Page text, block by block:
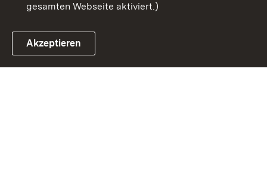
Link zum Landesportal
gesamten Webseite aktiviert.)
Akzeptieren